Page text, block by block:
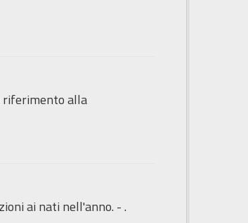
riferimento alla
ai nati nell'anno. - .